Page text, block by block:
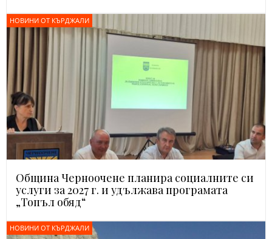
НОВИНИ ОТ КЪРДЖАЛИ
Община Черноочене планира социалните си
услуги за 2027 г. и удължава програмата
„Топъл обяд“
НОВИНИ ОТ КЪРДЖАЛИ